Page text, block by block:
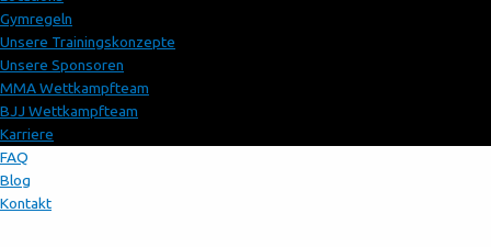
Gymregeln
Unsere Trainingskonzepte
Unsere Sponsoren
MMA Wettkampfteam
BJJ Wettkampfteam
Karriere
FAQ
Blog
Kontakt